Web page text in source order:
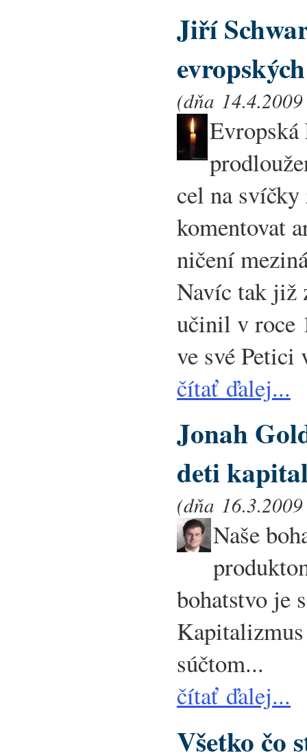
Jiří
(dňa
cel na
komentovat
ničení
Navíc tak již
učinil v roce
ve své Petici
čítať ďalej...
Jonah
deti
(dňa
Naše
bohatstvo je
súčtom...
čítať ďalej...
Všetko čo